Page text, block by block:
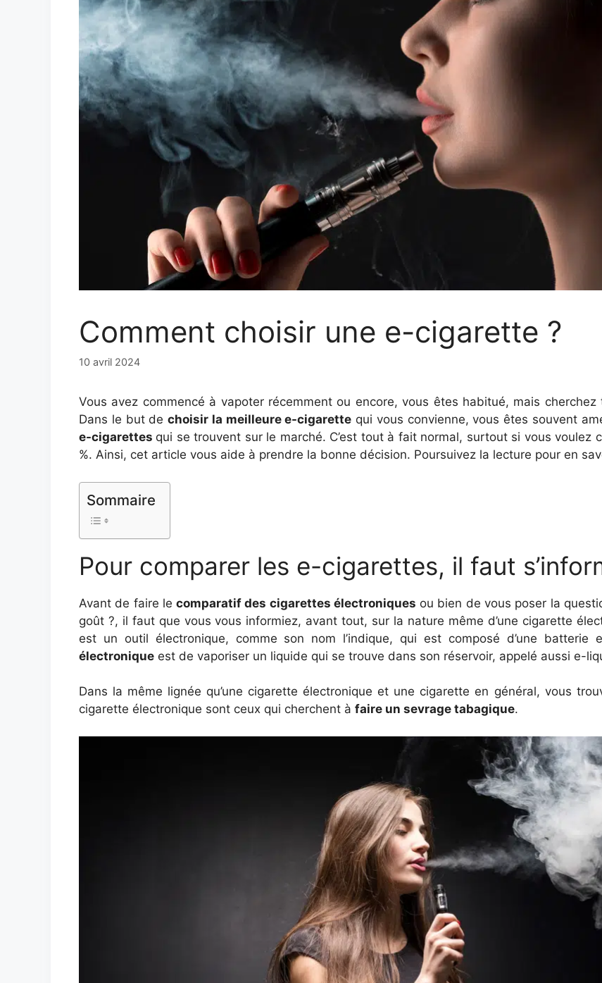
Comment choisir une e-cigarette ?
10 avril 2024
Vous avez commencé à vapoter récemment ou encore, vous êtes habitué, mais
Dans le but de choisir la meilleure e-cigarette qui vous convienne, vous êtes souvent
e-cigarettes qui se trouvent sur le marché. C’est tout à fait normal, surtout si vous voulez
%. Ainsi, cet article vous aide à prendre la bonne décision. Poursuivez la lecture pour en
Sommaire
Pour comparer les e-cigarettes, il faut
Avant de faire lecomparatif des cigarettes électroniques ou bien de vous poser la
goût ?, il faut que vous vous informiez, avant tout, sur la nature même d’une cigarette
est un outil électronique, comme son nom l’indique, qui est composé d’une batterie
électronique est de vaporiser un liquide qui se trouve dans son réservoir, appelé aussi e-
Dans la même lignée qu’une cigarette électronique et une cigarette en général, vous
cigarette électronique sont ceux qui cherchent à faire un sevrage tabagique.